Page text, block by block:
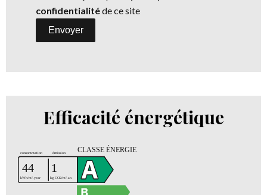
confidentialitéde ce site
Envoyer
Efficacité énergétique